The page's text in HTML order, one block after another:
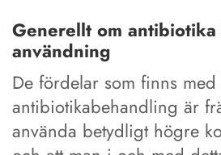
Generellt om
användning
De fördelar som finns med
antibiotikabehandling är
använda betydligt högre